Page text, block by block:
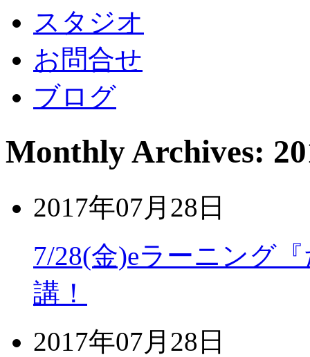
スタジオ
お問合せ
ブログ
Monthly Archives:
2017年07月28日
7/28(金)eラーニング
講！
2017年07月28日